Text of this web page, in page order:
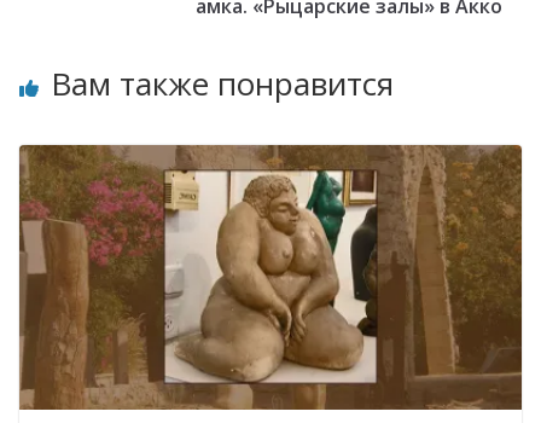
амка. «Рыцарские залы» в Акко
Вам также понравится